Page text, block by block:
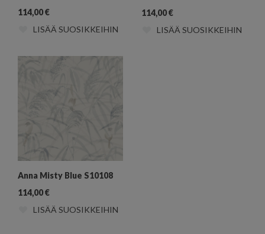
114,00€
LISÄÄ SUOSIKKEIHIN
114,00€
LISÄÄ SUOSIKKEIHIN
Anna Misty Blue S10108
114,00€
LISÄÄ SUOSIKKEIHIN